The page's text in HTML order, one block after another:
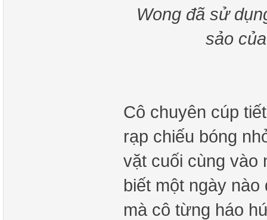
Wong đã sử
sảo
Cô chuyên cúp
rạp chiếu bóng
vặt cuối cùng vào
biết một ngày
mà cô từng háo